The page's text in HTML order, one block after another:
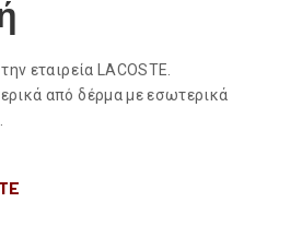
εταιρεία LACOSTE.
από δέρμα με εσωτερικά